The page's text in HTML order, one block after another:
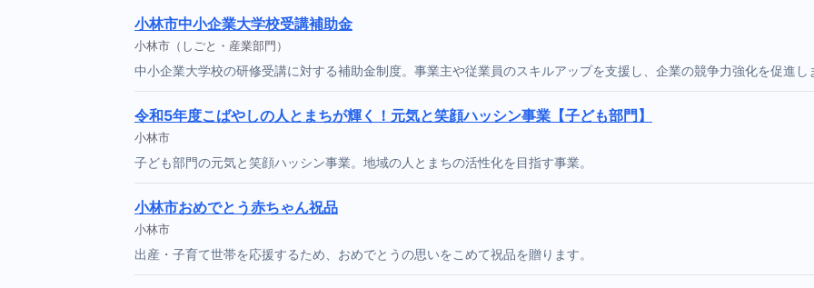
小林市中小企業大学校受講補助金
小林市（しごと・産業部門）
中小企業大学校の研修受講に対する補助金制度。事業主や従業員のスキルアップを支援し、企業の競争力強化を促進し
令和5年度こばやしの人とまちが輝く！元気と笑顔ハッシン事業【子ども部門】
小林市
子ども部門の元気と笑顔ハッシン事業。地域の人とまちの活性化を目指す事業。
小林市おめでとう赤ちゃん祝品
小林市
出産・子育て世帯を応援するため、おめでとうの思いをこめて祝品を贈ります。